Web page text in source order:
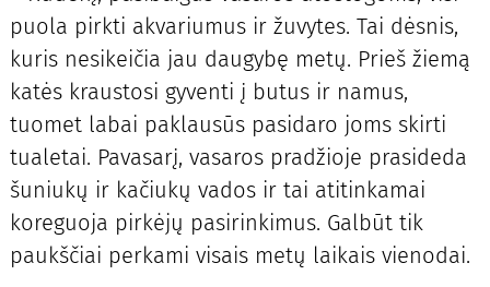
puola pirkti akvariumus ir žuvytes. Tai dėsnis,
kuris nesikeičia jau daugybę metų. Prieš žiemą
katės kraustosi gyventi į butus ir namus,
tuomet labai paklausūs pasidaro joms skirti
tualetai. Pavasarį, vasaros pradžioje prasideda
šuniukų ir kačiukų vados ir tai atitinkamai
koreguoja pirkėjų pasirinkimus. Galbūt tik
paukščiai perkami visais metų laikais vienodai.